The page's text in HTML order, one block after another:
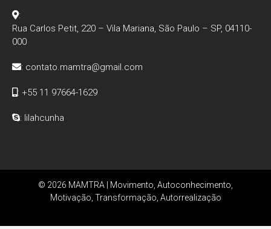
:
Rua Carlos Petit, 220 – Vila Mariana, São Paulo – SP, 04110-
000
: contato.mamtra@gmail.com
: +55 11 97664-1629
: lilahcunha
© 2026 MAMTRA | Movimento, Autoconhecimento,
Motivação, Transformação, Autorrealização